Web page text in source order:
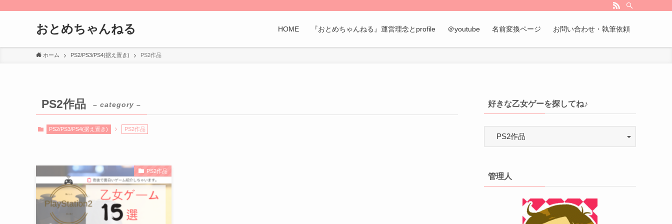
おとめちゃんねる HOME 『おとめちゃんねる』運営理念とprofile ＠youtube 名前変換ページ お問い合わせ・執筆依頼
ホーム PS2/PS3/PS4(据え置き) PS2作品
PS2作品 – category –
PS2/PS3/PS4(据え置き) PS2作品
PS2作品
好きな乙女ゲーを探してね♪
管理人